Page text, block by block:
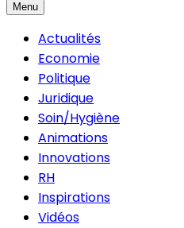
Menu
Actualités
Economie
Politique
Juridique
Soin/Hygiène
Animations
Innovations
RH
Inspirations
Vidéos